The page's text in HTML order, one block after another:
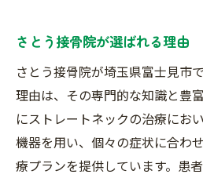
さとう接骨院が選ばれる理由
さとう接骨院が埼玉県富士見市
理由は、その専門的な知識と豊
にストレートネックの治療にお
機器を用い、個々の症状に合わ
療プランを提供しています。患